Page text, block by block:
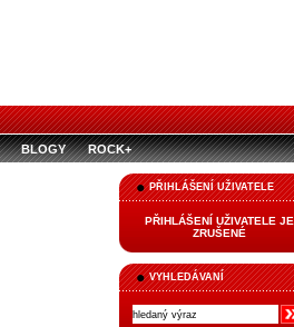
BLOGY ROCK+
PŘIHLÁŠENÍ UŽIVATELE
PŘIHLÁŠENÍ UŽIVATELE JE
ZRUŠENÉ
VYHLEDÁVANÍ